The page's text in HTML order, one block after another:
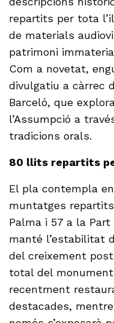
repartits per tota
de materials
patrimoni
Com a novetat,
divulgatiu a càrrec
Barceló, que
l’Assumpció a
tradicions orals.
80 llits repartits
El pla contempla
muntatges
Palma i 57 a la
manté l’estabilitat
del creixement
total del
recentment
destacades,